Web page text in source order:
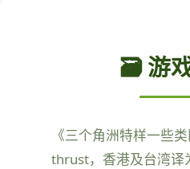
🗃️ 游
《三个角洲特样一些
thrust，香港及台湾译